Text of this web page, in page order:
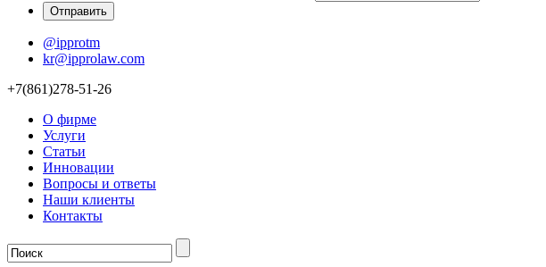
@ipprotm
kr@ipprolaw.com
+7(861)278-51-26
О фирме
Услуги
Статьи
Инновации
Вопросы и ответы
Наши клиенты
Контакты